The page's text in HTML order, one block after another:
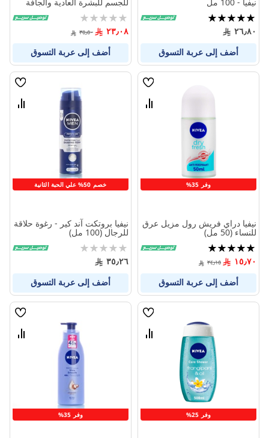
تقييم:
100%
٢٦٫٨٠
أضف إلى عربة التسوق
Rating:
0%
٢٣٫٠٨ ٣٥٫٥٠
أضف إلى عربة التسوق
وفر 35%
قائمة
قارن
نيفيا دراي فريش رول مزيل عرق
للنساء (50 مل)
تقييم:
100%
١٥٫٧٠ ٢٤٫١٥
أضف إلى عربة التسوق
خصم 50% علي الحبة الثانية
قائمة
قارن
نيفيا بروتكت آند كير - رغوة حلاقة
للرجال (100 مل)
Rating:
0%
٣٥٫٢٦
أضف إلى عربة التسوق
وفر 25%
قائمة
قارن
وفر 35%
قائمة
قارن